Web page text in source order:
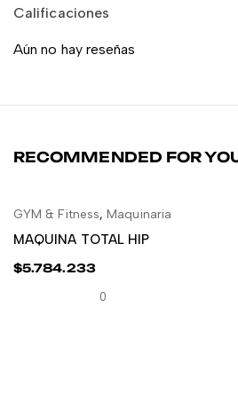
Calificaciones
Aún no hay reseñas
RECOMMENDED FOR
LEER MÁS
GYM & Fitness,Maquinaria
MAQUINA TOTAL HIP
$5.784.233
0